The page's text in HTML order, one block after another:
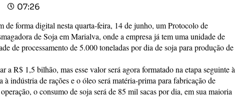
07:26
de forma digital nesta quarta-feira, 14 de junho, um Protocolo de
de Soja em Marialva, onde a empresa já tem uma unidade de
de processamento de 5.000 toneladas por dia de soja para produção de
a R$ 1,5 bilhão, mas esse valor será agora formatado na etapa seguinte à
indústria de rações e o óleo será matéria-prima para fabricação de
o consumo de soja será de 85 mil sacas por dia, em sua maioria